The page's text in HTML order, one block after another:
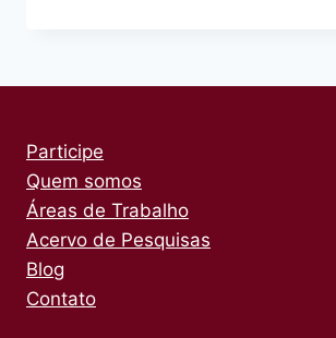
Participe
Quem somos
Áreas de Trabalho
Acervo de Pesquisas
Blog
Contato